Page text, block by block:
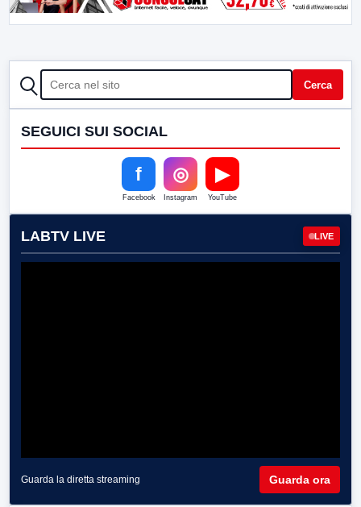
CERCA Cerca
SEGUICI SUI SOCIAL
f
Facebook
◎
Instagram
▶
YouTube
LABTV LIVE LIVE
Guarda la diretta streaming Guarda ora